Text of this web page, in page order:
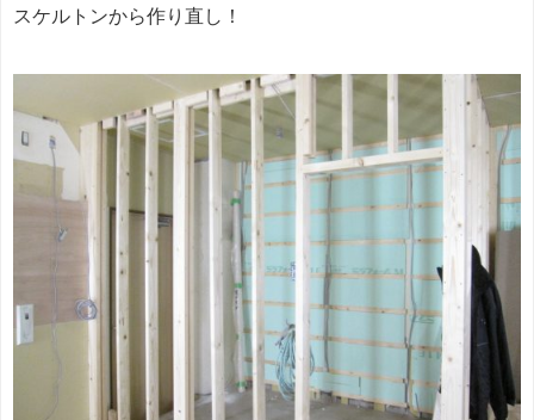
スケルトンから作り直し！